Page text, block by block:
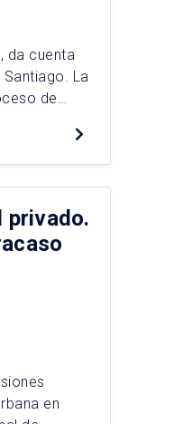
da cuenta
La
de
privado.
en